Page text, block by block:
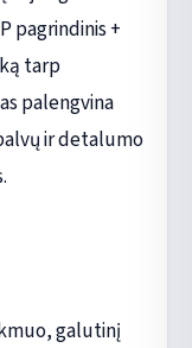
pagrindinis +
tarp
palengvina
ir detalumo
galutinį